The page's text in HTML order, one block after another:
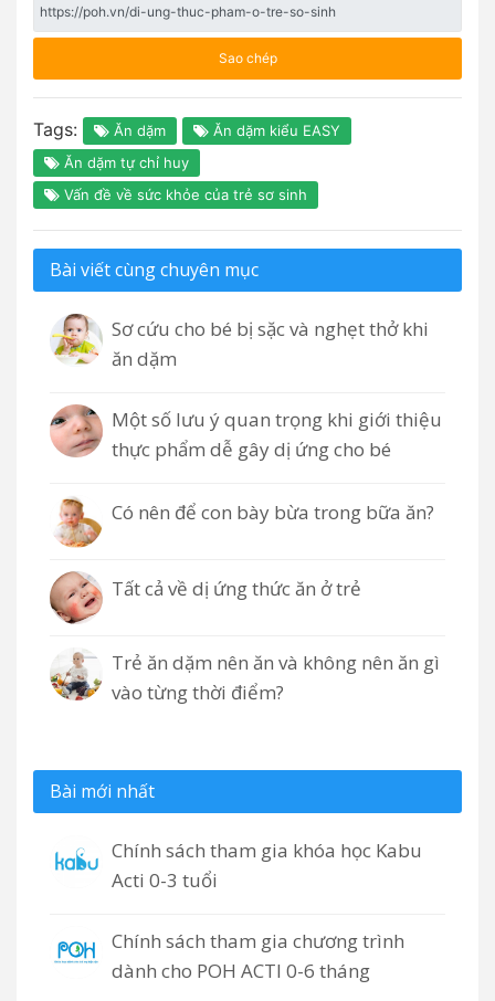
Sao chép
Tags: Ăn dặm
Ăn dặm kiểu EASY
Ăn dặm tự chỉ huy
Vấn đề về sức khỏe của trẻ sơ sinh
Bài viết cùng chuyên mục
Sơ cứu cho bé bị sặc và nghẹt thở khi
ăn dặm
Một số lưu ý quan trọng khi giới thiệu
thực phẩm dễ gây dị ứng cho bé
Có nên để con bày bừa trong bữa ăn?
Tất cả về dị ứng thức ăn ở trẻ
Trẻ ăn dặm nên ăn và không nên ăn gì
vào từng thời điểm?
Bài mới nhất
Chính sách tham gia khóa học Kabu
Acti 0-3 tuổi
Chính sách tham gia chương trình
dành cho POH ACTI 0-6 tháng